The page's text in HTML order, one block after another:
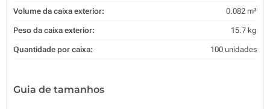
Volume da caixa exterior: 0.082 m³
Peso da caixa exterior: 15.7 kg
Quantidade por caixa: 100 unidades
Guia de tamanhos